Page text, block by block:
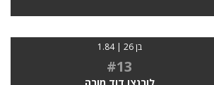
בן 26 | 1.84
#13
לורנצו דוד מורה